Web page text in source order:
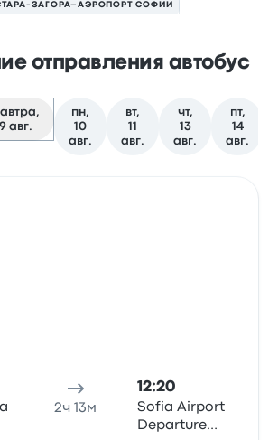
ЗАГОРА–АЭРОПОРТ СОФИИ
отправления автобус
9 авг.
пн,
10
авг.
вт,
11
авг.
чт,
13
авг.
пт,
14
авг.
2ч 13м
12:20
Sofia Airport
Departure